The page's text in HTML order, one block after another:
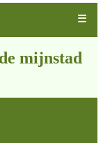
☰
mijnstad